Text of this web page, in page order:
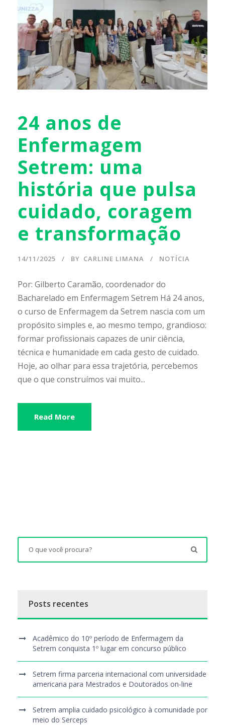
24 anos de
Enfermagem
Setrem: uma
história que pulsa
cuidado, coragem
e transformação
14/11/2025 BY CARLINE LIMANA NOTÍCIA
Por: Gilberto Caramão, coordenador do
Bacharelado em Enfermagem Setrem Há 24 anos,
o curso de Enfermagem da Setrem nascia com um
propósito simples e, ao mesmo tempo, grandioso:
formar profissionais capazes de unir ciência,
técnica e humanidade em cada gesto de cuidado.
Hoje, ao olhar para essa trajetória, percebemos
que o que construímos vai muito...
Read More
Posts recentes
Acadêmico do 10º período de Enfermagem da
Setrem conquista 1º lugar em concurso público
Setrem firma parceria internacional com universidade
americana para Mestrados e Doutorados on-line
Setrem amplia cuidado psicológico à comunidade por
meio do Serceps